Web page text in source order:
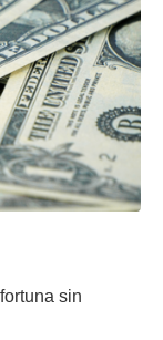
sin